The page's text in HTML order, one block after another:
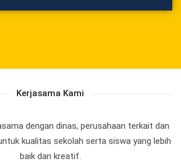
Kerjasama Kami
dengan dinas, perusahaan terkait dan
kualitas sekolah serta siswa yang lebih
baik dan kreatif.